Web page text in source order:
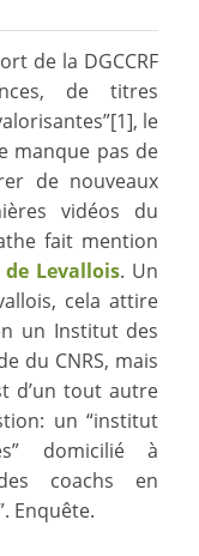
de la DGCCRF
de titres
le
manque pas de
de nouveaux
vidéos du
fait mention
Levallois. Un
cela attire
un Institut des
du CNRS, mais
d’un tout autre
un “institut
domicilié à
coachs en
Enquête.